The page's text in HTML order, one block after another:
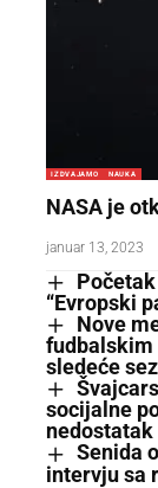
IZDVAJAMO NAUKA
NASA je
januar 13, 2023
“Evropski
Nove
fudbalskim
sledeće
socijalne
nedostatak
Senida
intervju sa